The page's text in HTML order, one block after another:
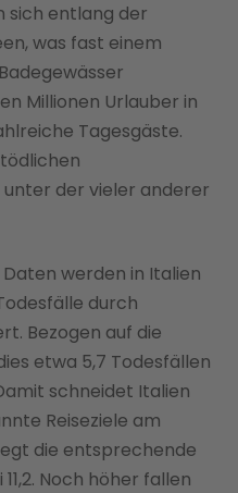
sich entlang der
was fast einem
Millionen Urlauber in
Tagesgäste.
der vieler anderer
werden in Italien
durch
Bezogen auf die
etwa 5,7 Todesfällen
schneidet Italien
Reiseziele am
die entsprechende
Noch höher fallen